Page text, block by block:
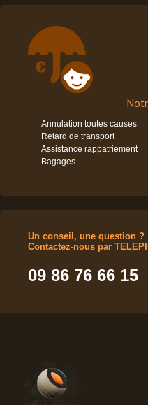
Annulation toutes causes
Retard de transport
Assistance rappatriement
Bagages
Un conseil, une question ?
Contactez-nous par
09 86 76 66 15